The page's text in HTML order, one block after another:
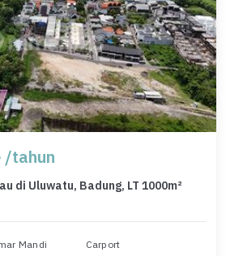
/tahun
di Uluwatu, Badung, LT 1000m²
Mandi Carport